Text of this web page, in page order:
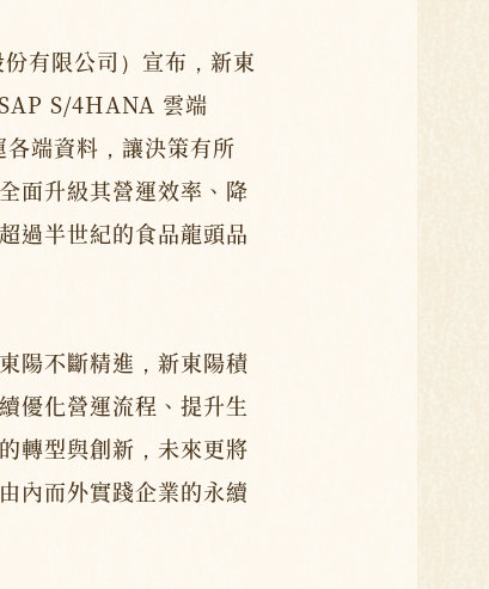
有限公司）宣布，新東
S/4HANA 雲端
端資料，讓決策有所
面升級其營運效率、降
過半世紀的食品龍頭品
陽不斷精進，新東陽積
優化營運流程、提升生
轉型與創新，未來更將
內而外實踐企業的永續